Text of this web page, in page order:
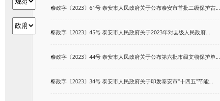
泰政字〔2023〕61号 泰安市人民政府关于公布泰安市首批二级保护古...
泰政字〔2023〕45号 泰安市人民政府关于2023年对县级人民政府...
泰政字〔2023〕44号 泰安市人民政府关于公布第六批市级文物保护单...
泰政字〔2023〕34号 泰安市人民政府关于印发泰安市“十四五”节能...